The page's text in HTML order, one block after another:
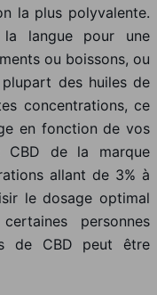
la plus polyvalente.
langue pour une
ou boissons, ou
des huiles de
concentrations, ce
en fonction de vos
CBD de la marque
allant de 3% à
le dosage optimal
personnes
de CBD peut être